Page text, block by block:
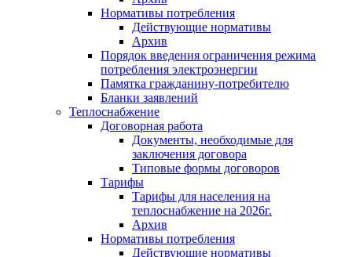
Нормативы потребления
Действующие нормативы
Архив
Порядок введения ограничения режима
потребления электроэнергии
Памятка гражданину-потребителю
Бланки заявлений
Теплоснабжение
Договорная работа
Документы, необходимые для
заключения договора
Типовые формы договоров
Тарифы
Тарифы для населения на
теплоснабжение на 2026г.
Архив
Нормативы потребления
Действующие нормативы